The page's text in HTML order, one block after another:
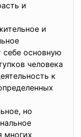
и
и
себе основную
человека
к
но
многих